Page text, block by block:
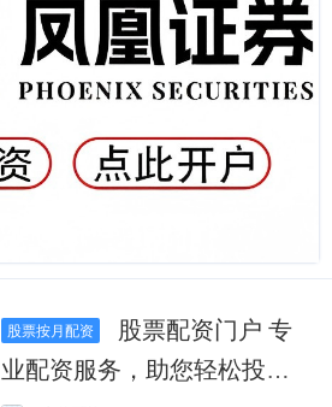
股票按月配资
业配资服务，助您轻松投